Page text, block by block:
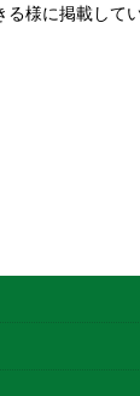
様に掲載し